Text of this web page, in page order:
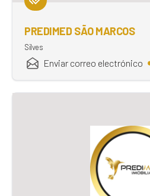
PREDIMED SÃO MARCOS
Silves
Enviar correo electrónico